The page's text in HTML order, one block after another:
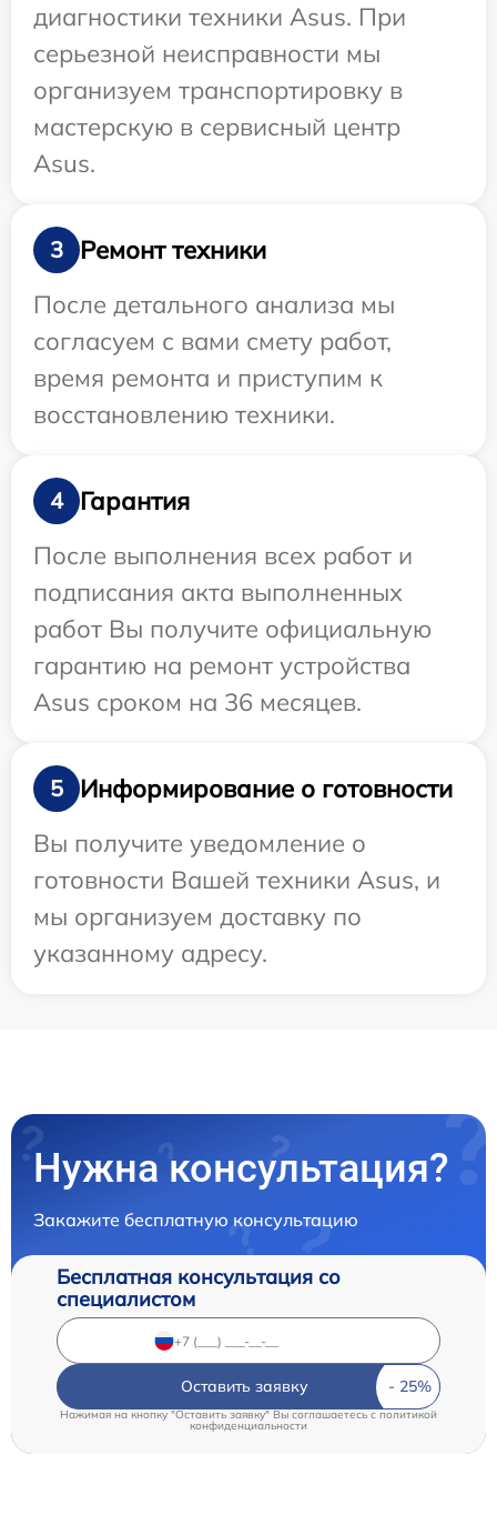
диагностики техники Asus. При
серьезной неисправности мы
организуем транспортировку в
мастерскую в сервисный центр
Asus.
3
Ремонт техники
После детального анализа мы
согласуем с вами смету работ,
время ремонта и приступим к
восстановлению техники.
4
Гарантия
После выполнения всех работ и
подписания акта выполненных
работ Вы получите официальную
гарантию на ремонт устройства
Asus сроком на 36 месяцев.
5
Информирование о готовности
Вы получите уведомление о
готовности Вашей техники Asus, и
мы организуем доставку по
указанному адресу.
Нужна консультация?
Закажите бесплатную консультацию
Бесплатная консультация со
специалистом
Оставить заявку
Нажимая на кнопку "Оставить заявку" Вы соглашаетесь c политикой
конфиденциальности